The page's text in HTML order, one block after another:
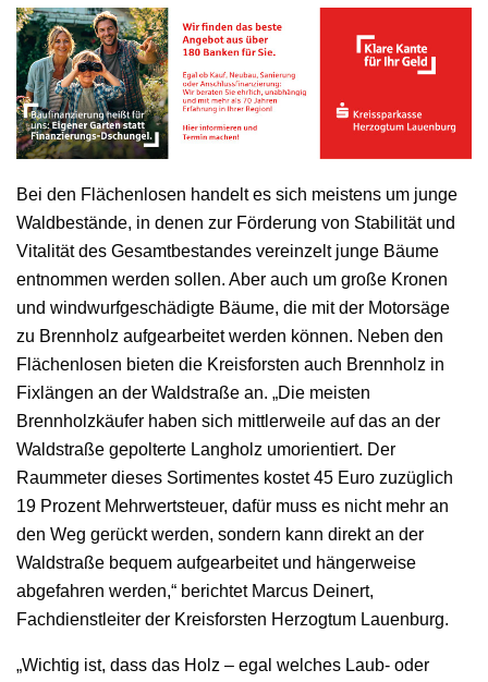
Bei den Flächenlosen handelt es sich meistens um junge
Waldbestände, in denen zur Förderung von Stabilität und
Vitalität des Gesamtbestandes vereinzelt junge Bäume
entnommen werden sollen. Aber auch um große Kronen
und windwurfgeschädigte Bäume, die mit der Motorsäge
zu Brennholz aufgearbeitet werden können. Neben den
Flächenlosen bieten die Kreisforsten auch Brennholz in
Fixlängen an der Waldstraße an. „Die meisten
Brennholzkäufer haben sich mittlerweile auf das an der
Waldstraße gepolterte Langholz umorientiert. Der
Raummeter dieses Sortimentes kostet 45 Euro zuzüglich
19 Prozent Mehrwertsteuer, dafür muss es nicht mehr an
den Weg gerückt werden, sondern kann direkt an der
Waldstraße bequem aufgearbeitet und hängerweise
abgefahren werden,“ berichtet Marcus Deinert,
Fachdienstleiter der Kreisforsten Herzogtum Lauenburg.
„Wichtig ist, dass das Holz – egal welches Laub- oder